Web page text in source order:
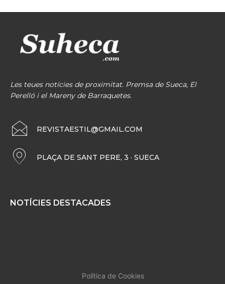
Les teues notícies de proximitat. Premsa de Sueca, El
Perelló i el Mareny de Barraquetes.
REVISTAESTIL@GMAIL.COM
PLAÇA DE SANT PERE, 3 · SUECA
NOTÍCIES DESTACADES
Política de Cookies